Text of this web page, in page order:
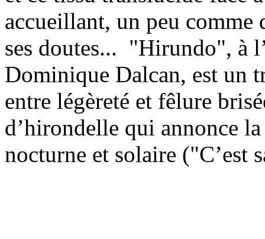
accueillant, un peu comme
ses doutes... "Hirundo", à
Dominique Dalcan, est un
entre légèreté et fêlure
d’hirondelle qui annonce
nocturne et solaire ("C’est